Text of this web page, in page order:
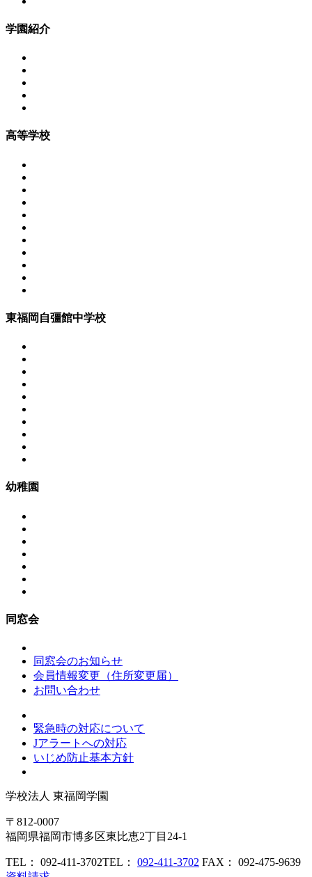
学園紹介
高等学校
東福岡自彊館中学校
幼稚園
同窓会
同窓会のお知らせ
会員情報変更（住所変更届）
お問い合わせ
緊急時の対応について
Jアラートへの対応
いじめ防止基本方針
学校法人 東福岡学園
〒812-0007
福岡県福岡市博多区東比恵2丁目24-1
TEL： 092-411-3702TEL： 092-411-3702 FAX： 092-475-9639